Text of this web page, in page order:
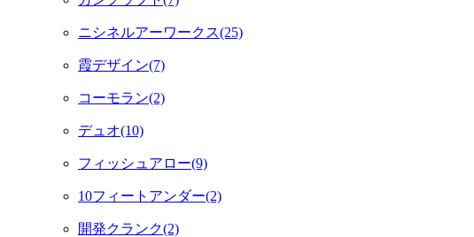
ニシネルアーワークス(25)
霞デザイン(7)
コーモラン(2)
デュオ(10)
フィッシュアロー(9)
10フィートアンダー(2)
開発クランク(2)